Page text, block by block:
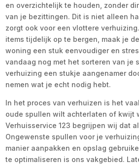
en overzichtelijk te houden, zonder
van je bezittingen. Dit is niet alleen
zorgt ook voor een vlottere
items tijdelijk op te bergen, maak je
woning een stuk eenvoudiger en
vandaag nog met het sorteren van je
verhuizing een stukje aangenamer
nemen wat je echt nodig hebt.
In het proces van verhuizen is het
oude spullen wilt achterlaten of kwijt
Verhuisservice 123 begrijpen wij dat
Ongewenste spullen voor je
manier aanpakken en opslag
te optimaliseren is ons vakgebied.